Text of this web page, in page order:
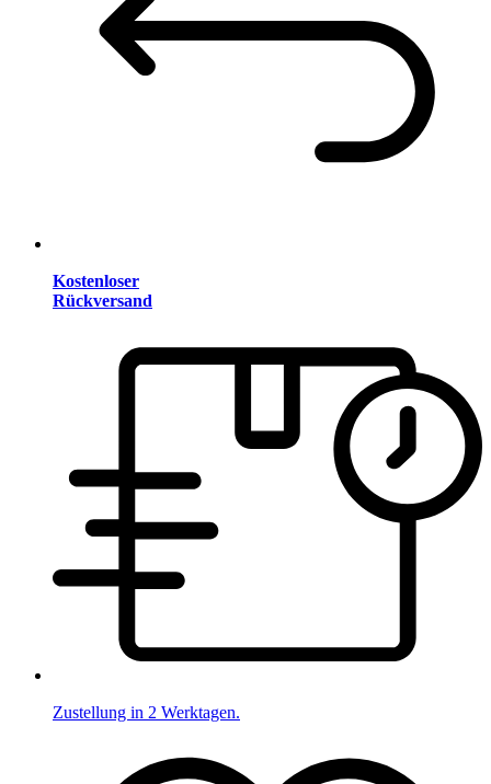
Kostenloser
Rückversand
Zustellung in 2 Werktagen.